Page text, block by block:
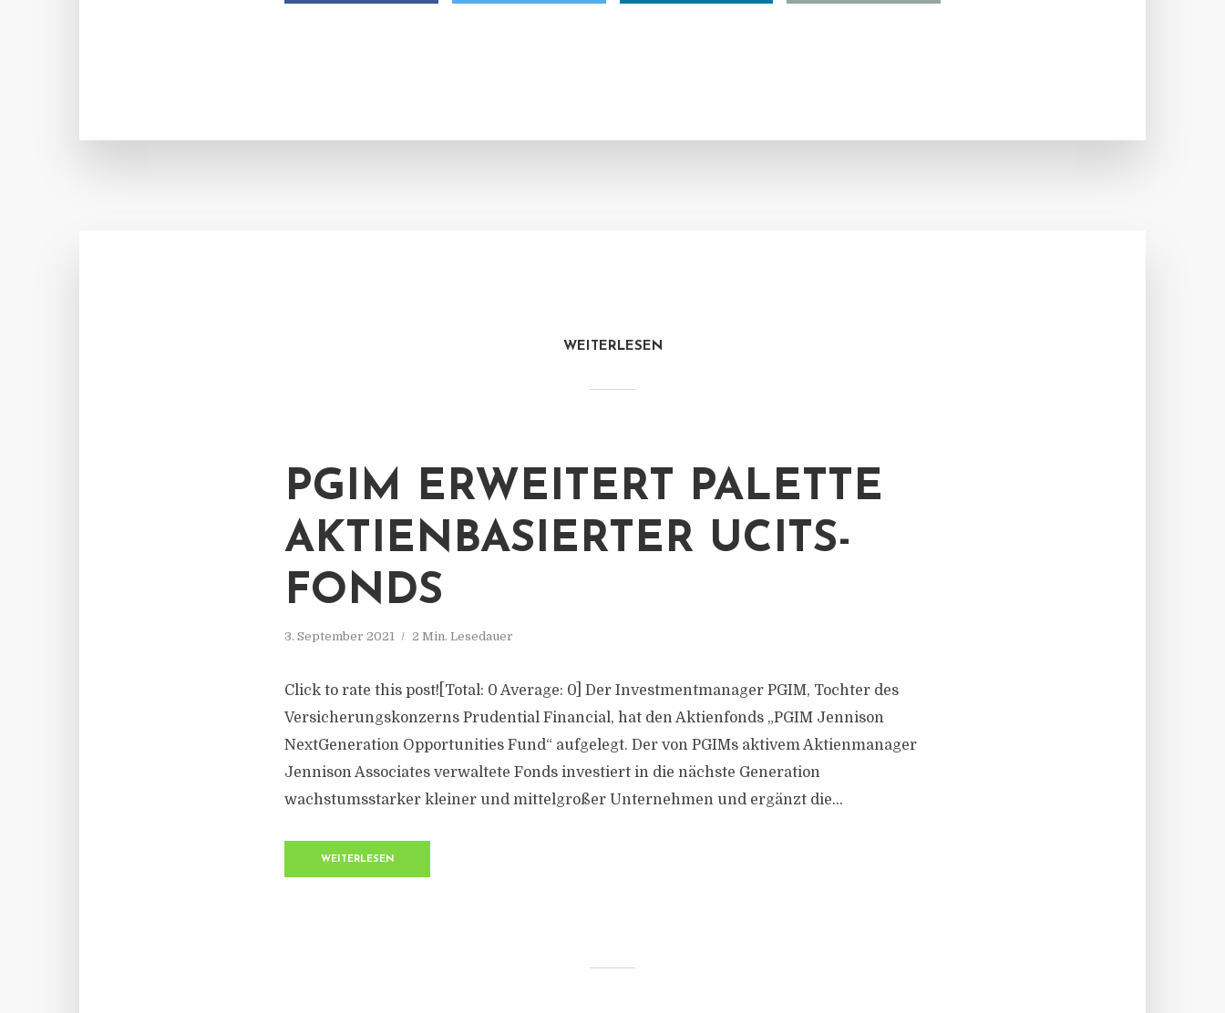
WEITERLESEN
PGIM ERWEITERT PALETTE
AKTIENBASIERTER UCITS-
FONDS
3. September 2021 2 Min. Lesedauer
Click to rate this post![Total: 0 Average: 0] Der Investmentmanager PGIM, Tochter des
Versicherungskonzerns Prudential Financial, hat den Aktienfonds „PGIM Jennison
NextGeneration Opportunities Fund“ aufgelegt. Der von PGIMs aktivem Aktienmanager
Jennison Associates verwaltete Fonds investiert in die nächste Generation
wachstumsstarker kleiner und mittelgroßer Unternehmen und ergänzt die...
WEITERLESEN